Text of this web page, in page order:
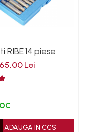
RIBE 14 piese
65,00 Lei
ADAUGA IN COS